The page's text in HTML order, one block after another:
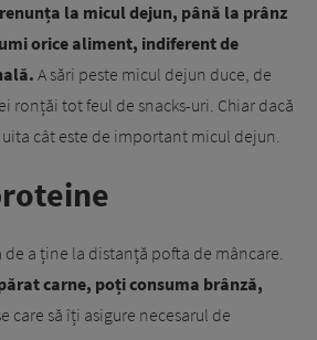
la micul dejun, până la prânz
orice aliment, indiferent de
A sări peste micul dejun duce, de
ronțăi tot feul de snacks-uri. Chiar dacă
cât este de important micul dejun.
a ține la distanță pofta de mâncare.
carne, poți consuma brânză,
care să îți asigure necesarul de